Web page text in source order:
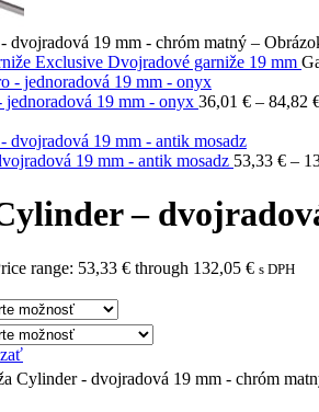
Exclusive Dvojradové garniže 19 mm
19 mm - onyx 36,01 € – 84,82
19 mm - antik mosadz 53,33 € –
–
range: 53,33 € through 132,05 € s DPH
Cylinder - dvojradová 19 mm - chróm